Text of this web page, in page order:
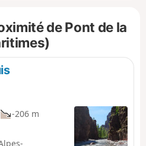
Vieux et sa
pour une
Saint-Honorat.
de Pont de la
-206 m